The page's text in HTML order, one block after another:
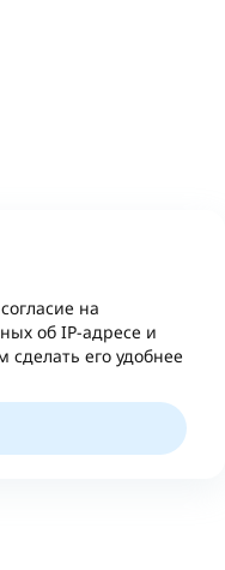
на
об IP-адресе и
его удобнее